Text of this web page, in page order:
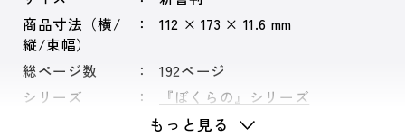
商品寸法（横/
縦/束幅）
112 × 173 × 11.6 mm
総ページ数
192ページ
シリーズ
『ぼくらの』シリーズ
もっと見る